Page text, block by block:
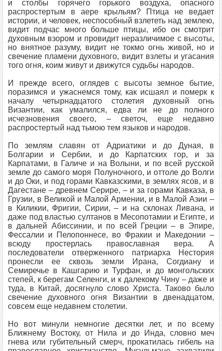
и столбы горячего горького воздуха, опасного
распростертым в аере крыльям? Птица не ведает
истории, и человек, неспособный взлететь над землею,
видит подчас много больше птицы, ибо он смотрит
духовным взором и провидит неразличимое с высоты,
но внятное разуму, видит не токмо огнь живой, но и
свечение пламени духовного, видит взлеты и угасания
того огня, коим живут и движутся судьбы народов.
И прежде всего, оглядев с высоты земное бытие,
поразимся и ужаснемся тому, как исшаял и померк к
началу четырнадцатого столетия духовный огнь
Византии, как умалился, едва ли не до полного
исчезновения своего, – светоч, еще недавно
распростертый над тьмою тем языков и народов.
По землям славян от Адриатики и до Дуная, в
Болгарии и Сербии, и до Карпатских гор, и за
Карпатами, в Галиче и на Волыни, и по всей русской
земле до самого моря Полуночного, и оттоле до Волги
и до Оки, и под горами Кавказскими, в землях ясов, и в
Дагестане – древнем Серире, – и за горами Кавказа, в
Грузии, в Великой и Малой Армении, и в Малой Азии –
в Киликии, Фригии, Сирии, – и на склонах Ливана, и
даже под властью султанов в Месопотамии и Египте, и
в дальней Абиссинии, и по всей Греции – в Эпире,
Фессалии и Пелопоннесе, во Фракии и Македонии –
всюду простерлась православная вера. А
последователи отверженного патриарха Нестория
пронесли ее сквозь земли Ирана, Согдиану и
Семиречье в Кашгарию и Турфан, и до монгольских
степей, к берегам Селенги, и к далекому Чину – даже и
туда, в Китай, досягнуло слово Христа. Таково было
свечение духовного огня Византии в двенадцатом,
совсем еще недавнем столетии.
Но вот минули немногие десятки лет, и по всему
Ближнему Востоку, от Нила и до Инда, словно меч
гнева или губительный смерч, прокатилась гибель на